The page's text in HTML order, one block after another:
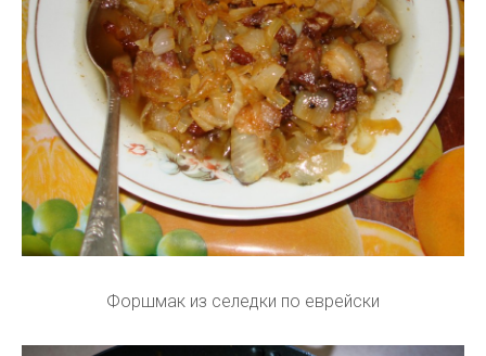
Форшмак из селедки по еврейски